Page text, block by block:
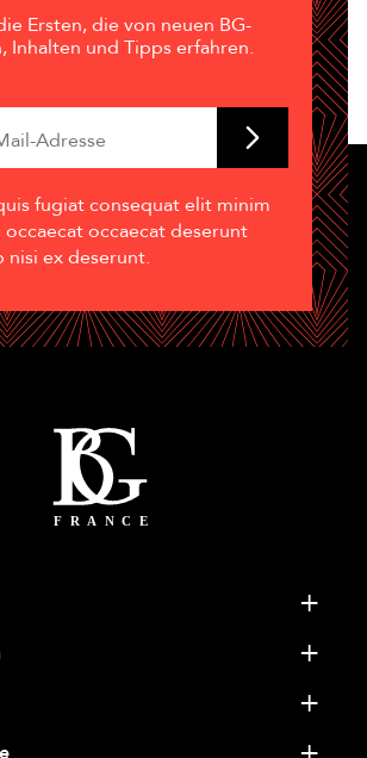
Ersten, die von neuen BG-
Inhalten und Tipps erfahren.
fugiat consequat elit minim
occaecat occaecat deserunt
nisi ex deserunt.